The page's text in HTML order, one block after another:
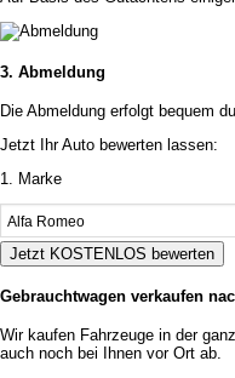
3. Abmeldung
Die Abmeldung erfolgt bequem
Jetzt Ihr Auto bewerten lassen:
1. Marke
Alfa Romeo
Jetzt KOSTENLOS bewerten
Gebrauchtwagen verkaufen
Wir kaufen Fahrzeuge in der
auch noch bei Ihnen vor Ort ab.